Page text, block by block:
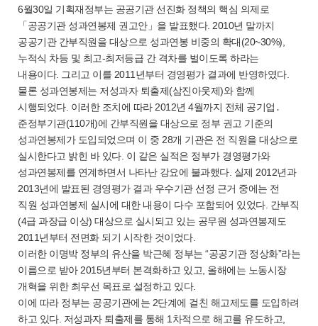
6월30일 기획재정부는 공공기관 선진화 정책의 핵심 의제로
「공공기관 성과연봉제 권고안」을 발표했다. 2010년 말까지
공공기관 간부직원을 대상으로 성과연봉 비중의 확대(20~30%),
누적식 차등 및 최고-최저등급 간 격차를 벌이도록 하라는
내용이다. 그리고 이를 2011년부터 경영평가 결과에 반영하였다.
물론 성과연봉제는 저성과자 퇴출제(삼진아웃제)와 함께
시행되었다. 이러한 조치에 따라 2012년 4월까지 전체 공기업․
준정부기관(110개)에 간부직원을 대상으로 정부 권고 기준의
성과연봉제가 도입되었으며 이 중 28개 기관은 전 직원을 대상으로
실시한다고 밝힌 바 있다. 이 같은 실적은 정부가 경영평가와
성과연봉제를 연계하면서 나타난 강요에 불과했다. 실제 2012년과
2013년에 발표된 경영평가 결과 우수기관 선정 근거 중에는 전
직원 성과연봉제 실시에 대한 내용이 다수 포함되어 있었다. 간부직
(4급 과장급 이상) 대상으로 실시되고 있는 공무원 성과연봉제도
2011년부터 전면화 되기 시작한 것이었다.
이러한 이명박 정부의 유산을 박근혜 정부는 “공공기관 정상화”라는
이름으로 받아 2015년부터 본격화하고 있고, 올해에는 노동시장
개혁을 위한 최우선 목표로 설정하고 있다.
이에 따라 정부는 공공기관에는 2단계에 걸친 해고제도를 도입하려
하고 있다. 저성과자 퇴출제를 통해 1차적으로 해고를 유도하고,